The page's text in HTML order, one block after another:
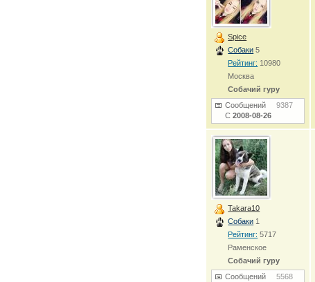
Spice
Собаки 5
Рейтинг: 10980
Москва
Собачий гуру
Сообщений9387
С2008-08-26
Takara10
Собаки 1
Рейтинг: 5717
Раменское
Собачий гуру
Сообщений5568